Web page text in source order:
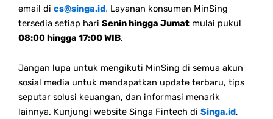
email di cs@singa.id. Layanan konsumen MinSing
tersedia setiap hari Senin hingga Jumat mulai pukul
08:00 hingga 17:00 WIB.
Jangan lupa untuk mengikuti MinSing di semua akun
sosial media untuk mendapatkan update terbaru, tips
seputar solusi keuangan, dan informasi menarik
lainnya. Kunjungi website Singa Fintech di Singa.id,